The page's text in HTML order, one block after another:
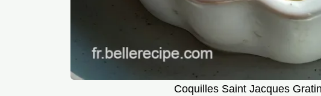
Coquilles Saint Jacques